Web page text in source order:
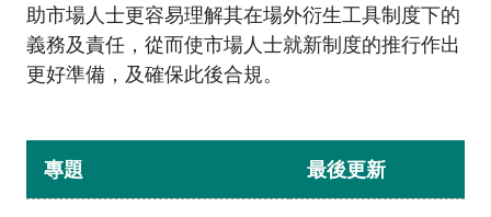
資料庫
加入本會
助市場人士更容易理解其在場外衍生工具制度下的
義務及責任，從而使市場人士就新制度的推行作出
更好準備，及確保此後合規。
專題 最後更新